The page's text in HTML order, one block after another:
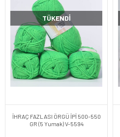
TÜKENDI
İHRAÇ FAZLASI ÖRGÜ İPİ 500-550
GR (5 Yumak) V-5594